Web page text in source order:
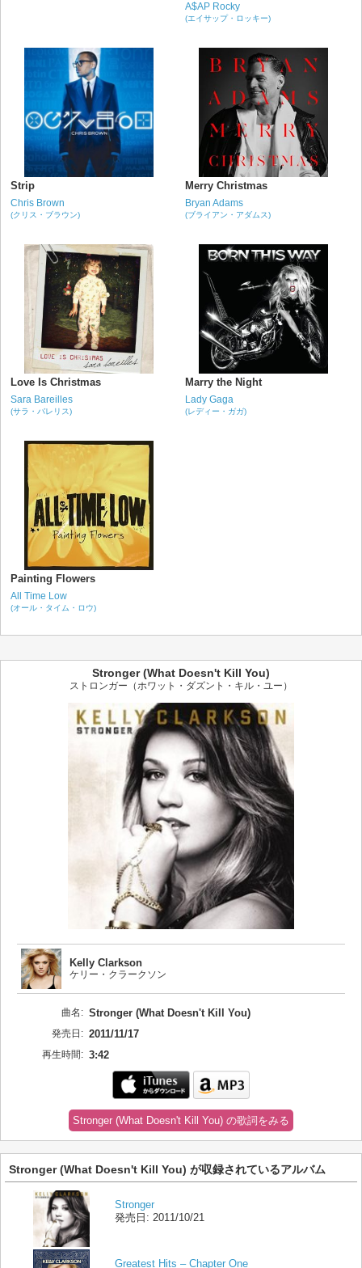
A$AP Rocky
(エイサップ・ロッキー)
Strip
Chris Brown
(クリス・ブラウン)
Merry Christmas
Bryan Adams
(ブライアン・アダムス)
Love Is Christmas
Sara Bareilles
(サラ・バレリス)
Marry the Night
Lady Gaga
(レディー・ガガ)
Painting Flowers
All Time Low
(オール・タイム・ロウ)
Stronger (What Doesn't Kill You)
ストロンガー（ホワット・ダズント・キル・ユー）
Kelly Clarkson
ケリー・クラークソン
曲名: Stronger (What Doesn't Kill You)
発売日: 2011/11/17
再生時間: 3:42
Stronger (What Doesn't Kill You) の歌詞をみる
Stronger (What Doesn't Kill You) が収録されているアルバム
Stronger
発売日: 2011/10/21
Greatest Hits – Chapter One